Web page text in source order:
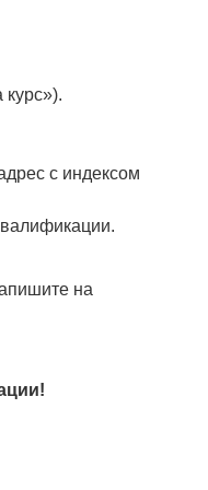
курс»).
с индексом
на